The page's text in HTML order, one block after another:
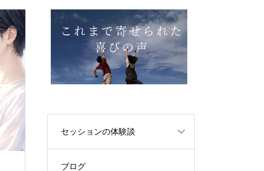
セッションの体験談
ブログ